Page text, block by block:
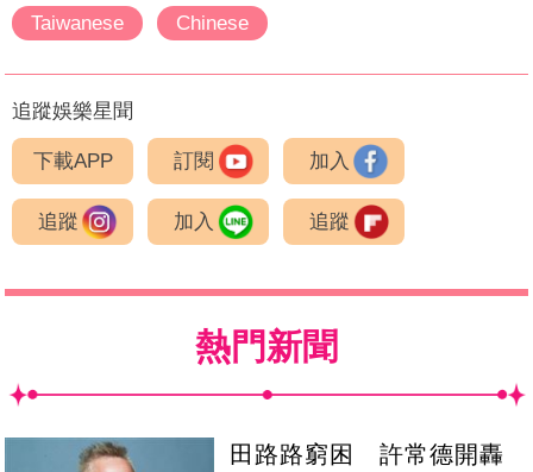
Taiwanese Chinese
追蹤娛樂星聞
下載APP 訂閱 加入
追蹤 加入 追蹤
熱門新聞
田路路窮困 許常德開轟